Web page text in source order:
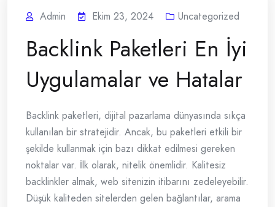
Admin Ekim 23, 2024 Uncategorized
Backlink Paketleri En İyi
Uygulamalar ve Hatalar
Backlink paketleri, dijital pazarlama dünyasında sıkça
kullanılan bir stratejidir. Ancak, bu paketleri etkili bir
şekilde kullanmak için bazı dikkat edilmesi gereken
noktalar var. İlk olarak, nitelik önemlidir. Kalitesiz
backlinkler almak, web sitenizin itibarını zedeleyebilir.
Düşük kaliteden sitelerden gelen bağlantılar, arama